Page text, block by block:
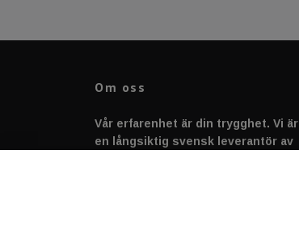
Om oss
Vår erfarenhet är din trygghet. Vi är
en långsiktig svensk leverantör av